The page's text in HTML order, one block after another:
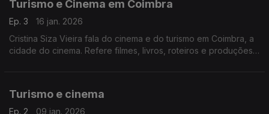
Turismo e Cinema em Coimbra
Ep. 3
16 jan. 2026
Cristina Siza Vieira fala do cinema e do turismo em Coimbra, a
cidade do cinema. Refere filmes, livros, roteiros e produções
Turismo e cinema
Ep. 2
09 jan. 2026